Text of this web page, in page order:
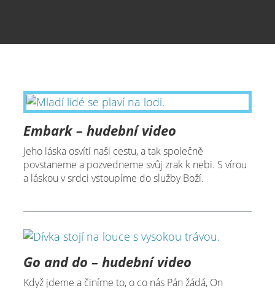
Embark – hudební video
Jeho láska osvítí naši cestu, a tak společně
povstaneme a pozvedneme svůj zrak k nebi. S vírou
a láskou v srdci vstoupíme do služby Boží.
Go and do – hudební video
Když jdeme a činíme to, o co nás Pán žádá, On